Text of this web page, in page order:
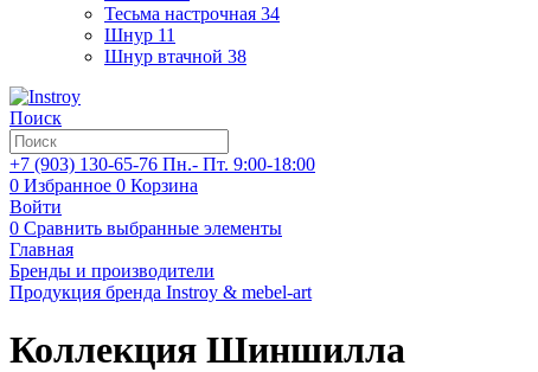
Тесьма настрочная 34
Шнур 11
Шнур втачной 38
Поиск
+7 (903) 130-65-76 Пн.- Пт. 9:00-18:00
0 Избранное 0 Корзина
Войти
0 Сравнить выбранные элементы
Главная
Бренды и производители
Продукция бренда Instroy & mebel-art
Коллекция Шиншилла